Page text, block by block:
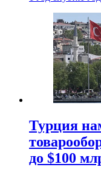
Турция
до $100